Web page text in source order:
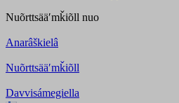
Nuõrttsääʹmǩiõll nuo
Anarâškielâ
Nuõrttsääʹmǩiõll
Davvisámegiella